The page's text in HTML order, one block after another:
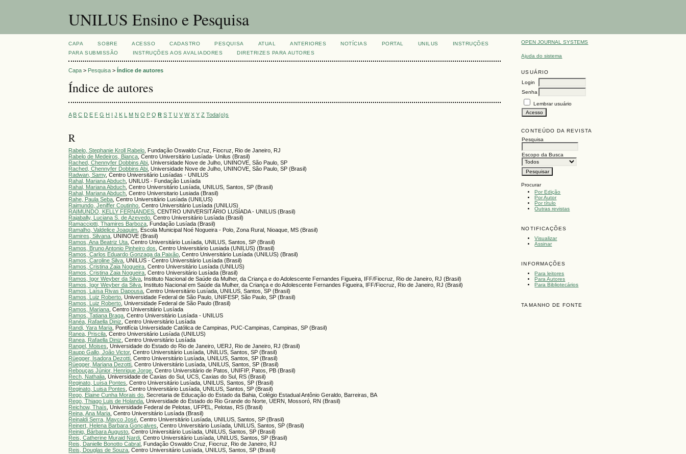
UNILUS Ensino e Pesquisa
OPEN JOURNAL SYSTEMS
Ajuda do sistema
USUÁRIO
Login
Senha
Lembrar usuário
CONTEÚDO DA REVISTA
Pesquisa
Escopo da Busca
Procurar
Por Edição
Por Autor
Por título
Outras revistas
NOTIFICAÇÕES
Visualizar
Assinar
INFORMAÇÕES
Para leitores
Para Autores
Para Bibliotecários
TAMANHO DE FONTE
CAPA SOBRE ACESSO CADASTRO PESQUISA ATUAL ANTERIORES NOTÍCIAS PORTAL UNILUS
INSTRUÇÕES
PARA SUBMISSÃO
INSTRUÇÕES AOS AVALIADORES DIRETRIZES PARA AUTORES
Capa > Pesquisa >Índice de autores
Índice de autores
A B C D E F G H I J K L M N O P Q R S T U V W X Y Z Toda(o)s
R
Rabelo, Stephanie Kroll Rabelo , Fundação Oswaldo Cruz, Fiocruz, Rio de Janeiro, RJ
Rabelo de Medeiros, Bianca , Centro Universitário Lusíada- Unilus (Brasil)
Rached, Chennyfer Dobbins Abi , Universidade Nove de Julho, UNINOVE, São Paulo, SP
Rached, Chennyfer Dobbins Abi , Universidade Nove de Julho, UNINOVE, São Paulo, SP (Brasil)
Radwan, Samy, Centro Universitário Lusíadas - UNILUS
Rahal, Mariana Abduch , UNILUS - Fundação Lusíada
Rahal, Mariana Abduch , Centro Universitário Lusíada, UNILUS, Santos, SP (Brasil)
Rahal, Mariana Abduch , Centro Universitario Lusiada (Brasil)
Rahe, Paula Seba , Centro Universitário Lusíada (UNILUS)
Raimundo, Jeniffer Coutinho , Centro Universitário Lusíada (UNILUS)
RAIMUNDO, KELLY FERNANDES , CENTRO UNIVERSITÁRIO LUSÍADA - UNILUS (Brasil)
Rajabally, Luciana S. de Azevedo , Centro Universitário Lusíada (Brasil)
Ramacciotti, Thamires Barboza , Fundação Lusíada (Brasil)
Ramalho, Valdelice Joaquim , Escola Municipal Noé Nogueira - Polo, Zona Rural, Nioaque, MS (Brasil)
Ramires, Silvana , UNINOVE (Brasil)
Ramos, Ana Beatriz Uta , Centro Universitário Lusíada, UNILUS, Santos, SP (Brasil)
Ramos, Bruno Antonio Pinheiro dos , Centro Universitário Lusiada (UNILUS) (Brasil)
Ramos, Carlos Eduardo Gonzaga da Paixão , Centro Universitário Lusíada (UNILUS) (Brasil)
Ramos, Caroline Silva , UNILUS - Centro Universitário Lusíada (Brasil)
Ramos, Cristina Zaia Nogueira , Centro Universitário Lusíada (UNILUS)
Ramos, Cristina Zaia Nogueira , Centro Universitário Lusíada (Brasil)
Ramos, Igor Weyber da Silva , Instituto Nacional de Saúde da Mulher, da Criança e do Adolescente Fernandes Figueira, IFF/Fiocruz, Rio de Janeiro, RJ (Brasil)
Ramos, Igor Weyber da Silva , Instituto Nacional em Saúde da Mulher, da Criança e do Adolescente Fernandes Figueira, IFF/Fiocruz, Rio de Janeiro, RJ (Brasil)
Ramos, Laísa Rivas Dapousa , Centro Universitário Lusíada, UNILUS, Santos, SP (Brasil)
Ramos, Luiz Roberto , Universidade Federal de São Paulo, UNIFESP, São Paulo, SP (Brasil)
Ramos, Luiz Roberto , Universidade Federal de São Paulo (Brasil)
Ramos, Mariana , Centro Universitário Lusíada
Ramos, Tatiana Braga , Centro Universitário Lusíada - UNILUS
Ranéa, Rafaella Diniz , Centro Universitário Lusíada
Randi, Yara Maria , Pontifícia Universidade Católica de Campinas, PUC-Campinas, Campinas, SP (Brasil)
Ranea, Priscila , Centro Universitário Lusíada (UNILUS)
Ranea, Rafaella Diniz , Centro Universitário Lusíada
Rangel, Moises , Universidade do Estado do Rio de Janeiro, UERJ, Rio de Janeiro, RJ (Brasil)
Raupp Gallo, João Victor, Centro Universitário Lusíada, UNILUS, Santos, SP (Brasil)
Rüegger, Isadora Dezotti , Centro Universitário Lusíada, UNILUS, Santos, SP (Brasil)
Rüegger, Mariana Dezotti , Centro Universitário Lusíada, UNILUS, Santos, SP (Brasil)
Rebouças Júnior, Henrique Jorge , Centro Universitário de Patos, UNIFIP, Patos, PB (Brasil)
Rech, Nathalia , Universidade de Caxias do Sul, UCS, Caxias do Sul, RS (Brasil)
Reginato, Luísa Pontes , Centro Universitário Lusíada, UNILUS, Santos, SP (Brasil)
Reginato, Luisa Pontes , Centro Universitário Lusíada, UNILUS, Santos, SP (Brasil)
Rego, Elaine Cunha Morais do , Secretaria de Educação do Estado da Bahia, Colégio Estadual Antônio Geraldo, Barreiras, BA
Rego, Thiago Luis de Holanda , Universidade do Estado do Rio Grande do Norte, UERN, Mossoró, RN (Brasil)
Reichow, Thaís , Universidade Federal de Pelotas, UFPEL, Pelotas, RS (Brasil)
Reina, Ana Maria , Centro Universitário Lusíada (Brasil)
Reinaldi Serra, Mayco José , Centro Universitário Lusíada, UNILUS, Santos, SP (Brasil)
Reinert, Helena Barbara Gonçalves , Centro Universitário Lusíada, UNILUS, Santos, SP (Brasil)
Reinig, Bárbara Augusto , Centro Universitário Lusíada, UNILUS, Santos, SP (Brasil)
Reis, Catherine Muraid Nardi , Centro Universitário Lusíada, UNILUS, Santos, SP (Brasil)
Reis, Danielle Bonotto Cabral
, Fundação Oswaldo Cruz, Fiocruz, Rio de Janeiro, RJ
Reis, Douglas de Souza , Centro Universitário Lusíada, UNILUS, Santos, SP (Brasil)